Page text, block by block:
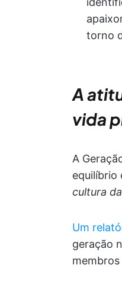
torno
A
vida
A
equilíbrio
cultura
Um
geração